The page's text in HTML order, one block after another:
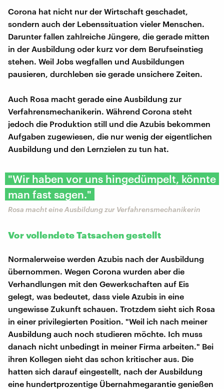
Corona hat nicht nur der Wirtschaft geschadet,
sondern auch der Lebenssituation vieler Menschen.
Darunter fallen zahlreiche Jüngere, die gerade mitten
in der Ausbildung oder kurz vor dem Berufseinstieg
stehen. Weil Jobs wegfallen und Ausbildungen
pausieren, durchleben sie gerade unsichere Zeiten.
Auch Rosa macht gerade eine Ausbildung zur
Verfahrensmechanikerin. Während Corona steht
jedoch die Produktion still und die Azubis bekommen
Aufgaben zugewiesen, die nur wenig der eigentlichen
Ausbildung und den Lernzielen zu tun hat.
"Wir haben vor uns hingedümpelt, könnte
man fast sagen."
Rosa macht eine Ausbildung zur Verfahrensmechanikerin
Vor vollendete Tatsachen gestellt
Normalerweise werden Azubis nach der Ausbildung
übernommen. Wegen Corona wurden aber die
Verhandlungen mit den Gewerkschaften auf Eis
gelegt, was bedeutet, dass viele Azubis in eine
ungewisse Zukunft schauen. Trotzdem sieht sich Rosa
in einer privilegierten Position. "Weil ich nach meiner
Ausbildung auch noch studieren möchte. Ich muss
danach nicht unbedingt in meiner Firma arbeiten." Bei
ihren Kollegen sieht das schon kritischer aus. Die
hatten sich darauf eingestellt, nach der Ausbildung
eine hundertprozentige Übernahmegarantie genießen